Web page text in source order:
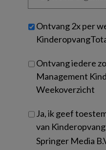
je?
Untitled
Ontvang 2x per
Ontvang iedere
Management
Weekoverzicht
Ja, ik geef
van
Springer Media